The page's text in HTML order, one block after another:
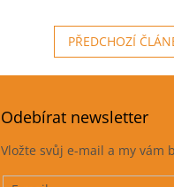
PŘEDCHOZÍ
Odebírat newsletter
Vložte svůj e-mail a my vám